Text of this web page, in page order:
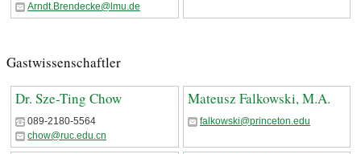
Arndt.Brendecke@lmu.de
Gastwissenschaftler
Dr. Sze-Ting Chow
089-2180-5564
chow@ruc.edu.cn
Mateusz Falkowski, M.A.
falkowski@princeton.edu